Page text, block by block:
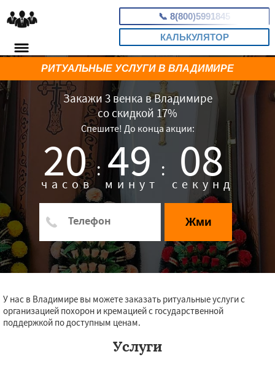
📞 8(800)5991845
КАЛЬКУЛЯТОР
Закажи 3 венка в Владимире
со скидкой 17%
Спешите! До конца акции:
20 :
часов 49 :
минут 07
секунд
Жми
РИТУАЛЬНЫЕ УСЛУГИ В ВЛАДИМИРЕ
У нас в Владимире вы можете заказать ритуальные услуги с
организацией похорон и кремацией с государственной
поддержкой по доступным ценам.
Услуги